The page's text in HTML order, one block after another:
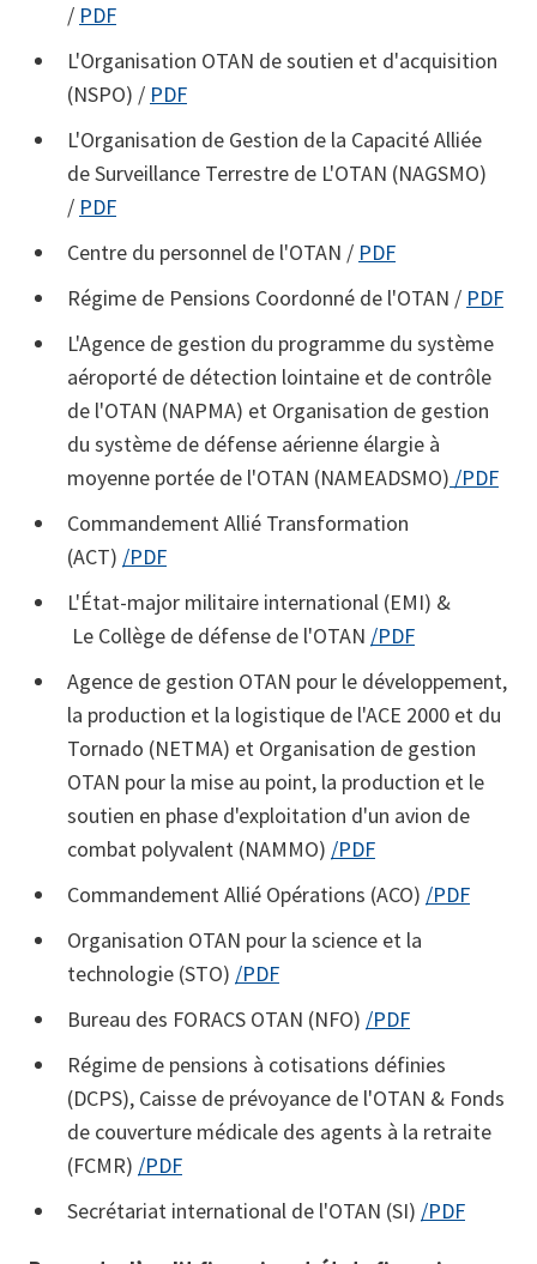
/ PDF
L'Organisation OTAN de soutien et d'acquisition
(NSPO) / PDF
L'Organisation de Gestion de la Capacité Alliée
de Surveillance Terrestre de L'OTAN (NAGSMO)
/ PDF
Centre du personnel de l'OTAN / PDF
Régime de Pensions Coordonné de l'OTAN / PDF
L'Agence de gestion du programme du système
aéroporté de détection lointaine et de contrôle
de l'OTAN (NAPMA) et Organisation de gestion
du système de défense aérienne élargie à
moyenne portée de l'OTAN (NAMEADSMO) /PDF
Commandement Allié Transformation
(ACT) /PDF
L'État-major militaire international (EMI) &
Le Collège de défense de l'OTAN /PDF
Agence de gestion OTAN pour le développement,
la production et la logistique de l'ACE 2000 et du
Tornado (NETMA) et Organisation de gestion
OTAN pour la mise au point, la production et le
soutien en phase d'exploitation d'un avion de
combat polyvalent (NAMMO) /PDF
Commandement Allié Opérations (ACO) /PDF
Organisation OTAN pour la science et la
technologie (STO) /PDF
Bureau des FORACS OTAN (NFO) /PDF
Régime de pensions à cotisations définies
(DCPS), Caisse de prévoyance de l'OTAN & Fonds
de couverture médicale des agents à la retraite
(FCMR) /PDF
Secrétariat international de l'OTAN (SI) /PDF